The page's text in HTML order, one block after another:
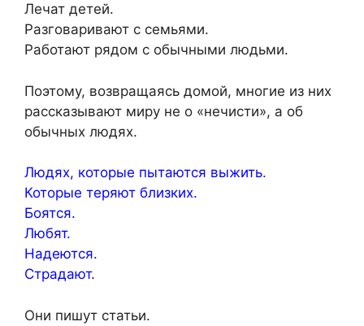
Лечат детей.
Разговаривают с семьями.
Работают рядом с обычными людьми.
Поэтому, возвращаясь домой, многие из них
рассказывают миру не о «нечисти», а об
обычных людях.
Людях, которые пытаются выжить.
Которые теряют близких.
Боятся.
Любят.
Надеются.
Страдают.
Они пишут статьи.